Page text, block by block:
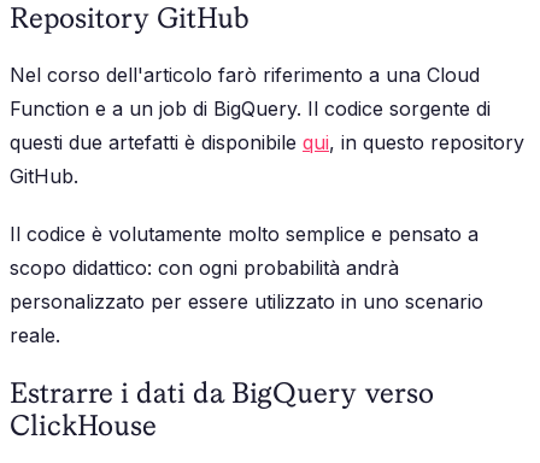
Repository GitHub
Nel corso dell'articolo farò riferimento a una Cloud
Function e a un job di BigQuery. Il codice sorgente di
questi due artefatti è disponibile qui, in questo repository
GitHub.
Il codice è volutamente molto semplice e pensato a
scopo didattico: con ogni probabilità andrà
personalizzato per essere utilizzato in uno scenario
reale.
Estrarre i dati da BigQuery verso
ClickHouse